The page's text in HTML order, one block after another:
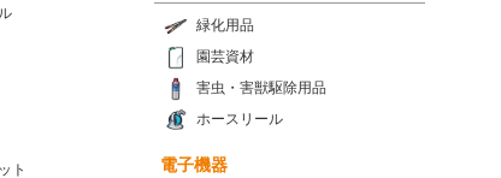
ト
緑化用品
園芸資材
害虫・害獣駆除用品
ホースリール
電子機器